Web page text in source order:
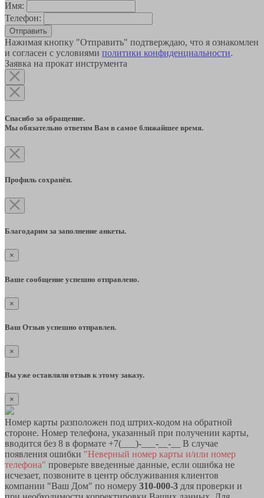
Имя:
Телефон:
Отправить
Нажимая кнопку "Отправить" подтверждаю, что я ознакомлен
и согласен с условиями политики конфиденциальности.
Заявка на прокат инструмента
Спасибо за обращение.
Мы обязательно ответим Вам в самое ближайшее время.
Профиль сохранён.
Благодарим за заполнение анкеты.
×
Ваше сообщение успешно отправлено.
×
Ваш Отзыв успешно отправлен.
×
Вы уже оставляли отзыв к этому заказу.
×
Номер карты разположен под штрих-кодом на обратной
стороне. Номер телефона, указанный при получении карты,
вводится без 8 в формате +7(___)-___-__-__ В случае
появления ошибки "Неверный номер карты и/или номер
телефона" проверьте введенные данные, если ошибка не
исчезает, позвоните в центр обслуживания клиентов
компании "Ваш Дом" по номеру 310-000-3 для проверки и